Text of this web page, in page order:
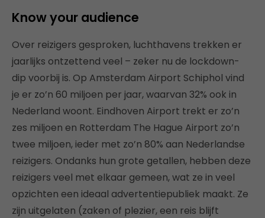
Know your audience
Over reizigers gesproken, luchthavens trekken er
jaarlijks ontzettend veel – zeker nu de lockdown-
dip voorbij is. Op Amsterdam Airport Schiphol vind
je er zo’n 60 miljoen per jaar, waarvan 32% ook in
Nederland woont. Eindhoven Airport trekt er zo’n
zes miljoen en Rotterdam The Hague Airport zo’n
twee miljoen, ieder met zo’n 80% aan Nederlandse
reizigers. Ondanks hun grote getallen, hebben deze
reizigers veel met elkaar gemeen, wat ze in veel
opzichten een ideaal advertentiepubliek maakt. Ze
zijn uitgelaten (zaken of plezier, een reis blijft